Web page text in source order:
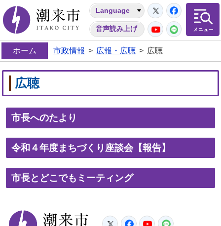
潮来市
Language
音声読み上げ
Twitter
YouTube
LINE
ホーム 市政情報 > 広報・広聴 > 広聴
広聴
市長へのたより
令和４年度まちづくり座談会【報告】
市長とどこでもミーティング
潮来市
TwitterFacebook
YouTube